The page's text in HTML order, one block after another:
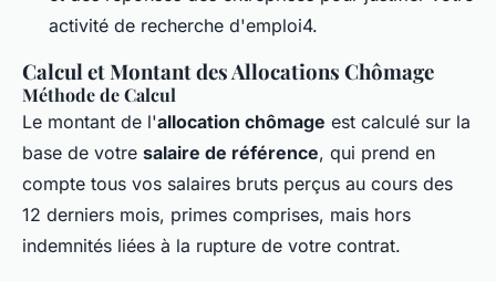
activité de recherche d'emploi4.
Calcul et Montant des Allocations Chômage
Méthode de Calcul
Le montant de l'allocation chômage est calculé sur la
base de votre salaire de référence, qui prend en
compte tous vos salaires bruts perçus au cours des
12 derniers mois, primes comprises, mais hors
indemnités liées à la rupture de votre contrat.